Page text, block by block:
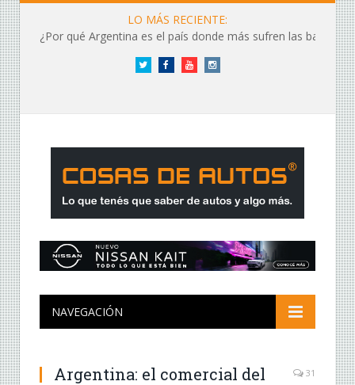
LO MÁS RECIENTE:
¿Por qué Argentina es el país donde más sufren las baterías?
Twitter FacebookYouTubeInstagram
NAVEGACIÓN
Argentina: el comercial del
31